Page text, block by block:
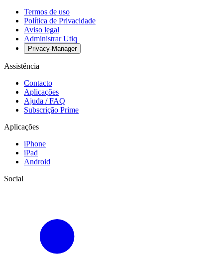
Termos de uso
Política de Privacidade
Aviso legal
Administrar Utiq
Privacy-Manager
Assistência
Contacto
Aplicações
Ajuda / FAQ
Subscrição Prime
Aplicações
iPhone
iPad
Android
Social